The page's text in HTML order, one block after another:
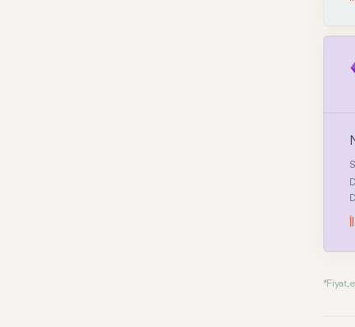
* Fiyat,